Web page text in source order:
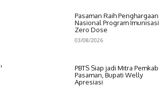
Pasaman Raih Penghargaan
Nasional Program Imunisasi
Zero Dose
03/08/2026
PBTS Siap jadi Mitra Pemkab
Pasaman, Bupati Welly
Apresiasi